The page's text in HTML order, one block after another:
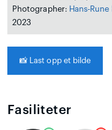
Photographer: Hans-Rune
2023
📸 Last opp et bilde
Fasiliteter